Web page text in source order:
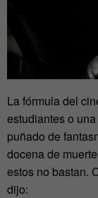
La fórmula del
estudiantes o
puñado de
docena de
estos no bastan.
dijo: